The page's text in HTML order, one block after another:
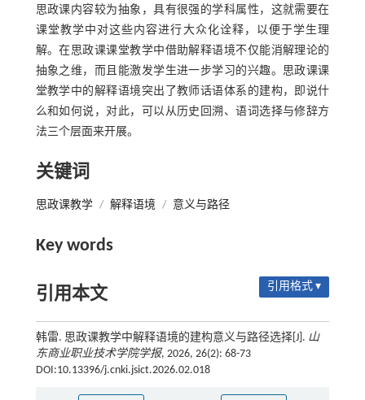
思政课内容较为抽象，具有很强的学科属性，这就需要在
课堂教学中对这些内容进行大众化诠释，以便于学生理
解。在思政课课堂教学中借助解释语境不仅能消解理论的
抽象之维，而且能激发学生进一步学习的兴趣。思政课课
堂教学中的解释语境突出了教师话语体系的建构，即说什
么和如何说，对此，可以从历史回溯、语词选择与修辞方
法三个层面来开展。
关键词
思政课教学 / 解释语境 / 意义与路径
Key words
引用本文 引用格式 ▾
韩雷. 思政课教学中解释语境的建构意义与路径选择[J]. 山
东商业职业技术学院学报, 2026, 26(2): 68-73
DOI:10.13396/j.cnki.jsict.2026.02.018